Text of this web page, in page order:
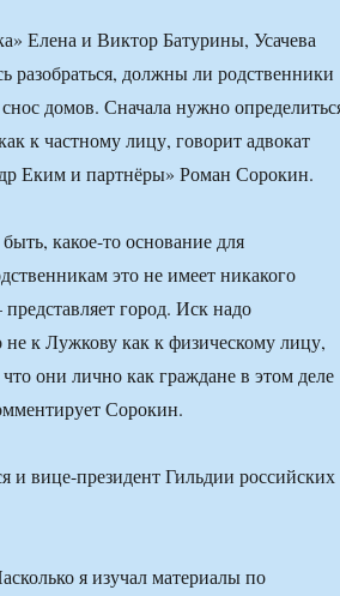
Елена и Виктор Батурины, Усачева
разобраться, должны ли родственники
домов. Сначала нужно
к частному лицу, говорит адвокат
Еким и партнёры» Роман Сорокин.
какое-то основание для
это не имеет никакого
город. Иск надо
не к Лужкову как к физическому лицу,
они лично как граждане в этом деле
Сорокин.
и вице-президент Гильдии российских
я изучал материалы по